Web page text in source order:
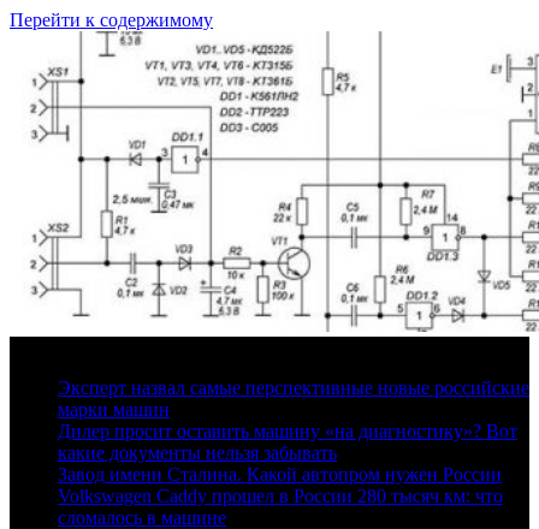
Перейти к содержимому
Эксперт назвал самые перспективные новые российские
марки машин
Дилер просит оставить машину «на диагностику»? Вот
какие документы нельзя забывать
Завод имени Сталина. Какой автопром нужен России
Volkswagen Caddy прошел в России 280 тысяч км: что
сломалось в машине